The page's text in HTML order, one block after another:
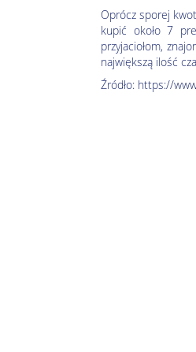
Oprócz sporej
kupić około 7
przyjaciołom,
największą ilość
Źródło: https://